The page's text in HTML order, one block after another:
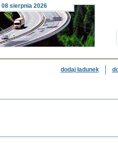
08 sierpnia 2026
dodaj ładunek